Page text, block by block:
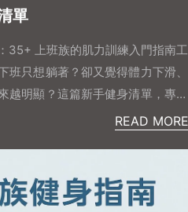
單
35+ 上班族的肌力訓練入門指南工
班只想躺著？卻又覺得體力下滑、
越明顯？這篇新手健身清單，專為
計，幫你從零開始：課表、一週安
人健身都是為了減肥。對 35+ 上
生活的投資：體態俐落，穿衣更好
精神面對家人運動成為壓力出口，
READ MORE